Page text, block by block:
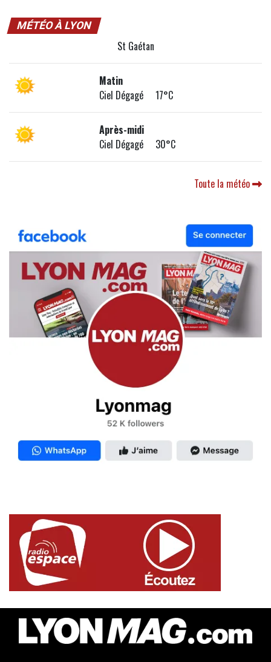
MÉTÉO À LYON
St Gaétan
Matin
Ciel Dégagé 17°C
Après-midi
Ciel Dégagé 30°C
Toute la météo